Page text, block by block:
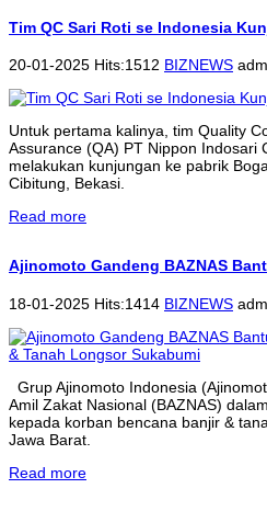
Tim QC Sari Roti se Indonesia
20-01-2025 Hits:1512 BIZNEWS
Untuk pertama kalinya, tim Quality
Assurance (QA) PT Nippon Indosari
melakukan kunjungan ke pabrik
Cibitung, Bekasi.
Read more
Ajinomoto Gandeng BAZNAS
18-01-2025 Hits:1414 BIZNEWS
Grup Ajinomoto Indonesia
Amil Zakat Nasional (BAZNAS)
kepada korban bencana banjir &
Jawa Barat.
Read more